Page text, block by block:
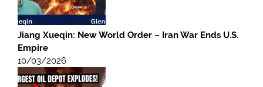
Jiang Xueqin: New World Order – Iran War Ends U.S.
Empire
10/03/2026